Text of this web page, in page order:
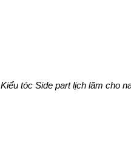
Kiểu tóc Side part lịch lãm cho